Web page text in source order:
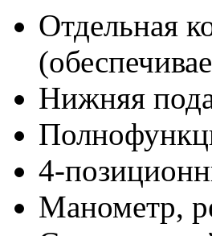
Отдельная
Нижняя
4-
Манометр,